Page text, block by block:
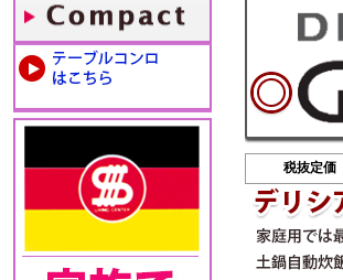
税抜定価